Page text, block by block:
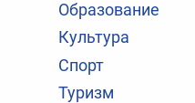
Образование
Культура
Спорт
Туризм